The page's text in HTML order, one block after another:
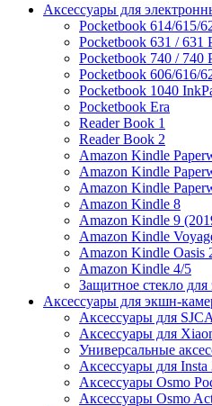
Аксессуары для
Pocketbook 614/615/
Pocketbook 631 / 631
Pocketbook 740 / 740
Pocketbook 606/616/
Pocketbook 1040
Pocketbook Era
Reader Book 1
Reader Book 2
Amazon Kindle
Amazon Kindle
Amazon Kindle
Amazon Kindle 8
Amazon Kindle 9
Amazon Kindle
Amazon Kindle Oasis
Amazon Kindle 4/5
Защитное стекло
Аксессуары для экшн-
Аксессуары для
Аксессуары для
Универсальные
Аксессуары для Insta
Аксессуары Osmo
Аксессуары Osmo